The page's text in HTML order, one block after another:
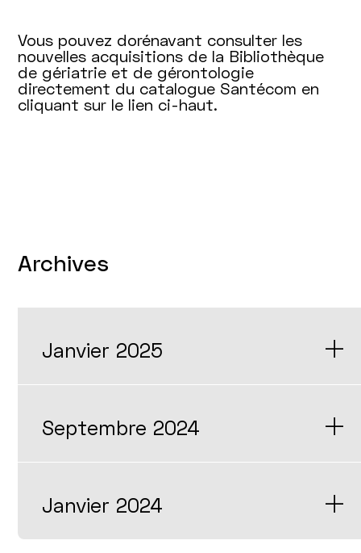
Vous pouvez dorénavant consulter les
nouvelles acquisitions de la Bibliothèque
de gériatrie et de gérontologie
directement du catalogue Santécom en
cliquant sur le lien ci-haut.
Archives
Janvier 2025
Septembre 2024
Janvier 2024